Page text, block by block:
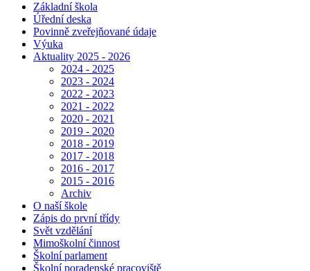
Základní škola
Úřední deska
Povinně zveřejňované údaje
Výuka
Aktuality 2025 - 2026
2024 - 2025
2023 - 2024
2022 - 2023
2021 - 2022
2020 - 2021
2019 - 2020
2018 - 2019
2017 - 2018
2016 - 2017
2015 - 2016
Archiv
O naší škole
Zápis do první třídy
Svět vzdělání
Mimoškolní činnost
Školní parlament
Školní poradenské pracoviště